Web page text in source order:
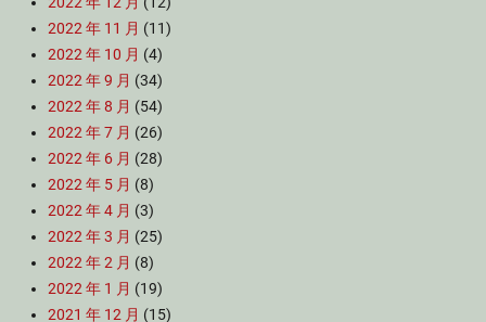
2022 年 11 月 (11)
2022 年 10 月 (4)
2022 年 9 月 (34)
2022 年 8 月 (54)
2022 年 7 月 (26)
2022 年 6 月 (28)
2022 年 5 月 (8)
2022 年 4 月 (3)
2022 年 3 月 (25)
2022 年 2 月 (8)
2022 年 1 月 (19)
2021 年 12 月 (15)